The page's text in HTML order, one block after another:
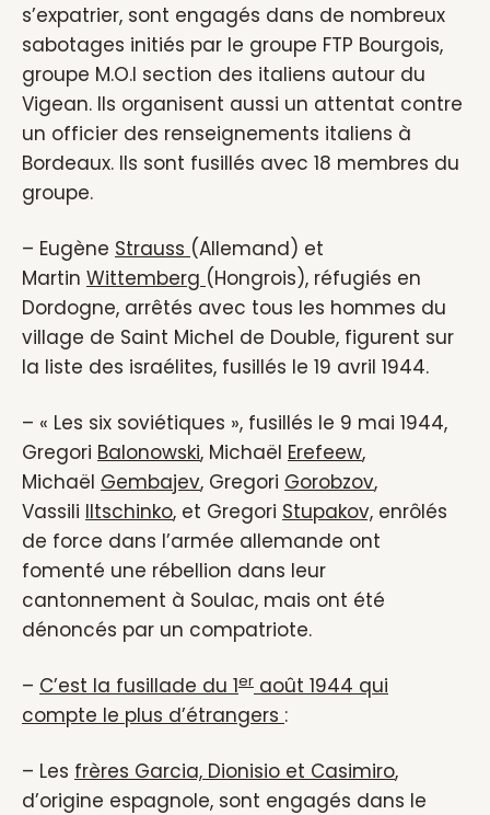
s’expatrier, sont engagés dans de nombreux
sabotages initiés par le groupe FTP Bourgois,
groupe M.O.I section des italiens autour du
Vigean. Ils organisent aussi un attentat contre
un officier des renseignements italiens à
Bordeaux. Ils sont fusillés avec 18 membres du
groupe.
– Eugène Strauss (Allemand) et
Martin Wittemberg (Hongrois), réfugiés en
Dordogne, arrêtés avec tous les hommes du
village de Saint Michel de Double, figurent sur
la liste des israélites, fusillés le 19 avril 1944.
– « Les six soviétiques », fusillés le 9 mai 1944,
Gregori Balonowski, Michaël Erefeew,
Michaël Gembajev, Gregori Gorobzov,
Vassili Iltschinko, et Gregori Stupakov, enrôlés
de force dans l’armée allemande ont
fomenté une rébellion dans leur
cantonnement à Soulac, mais ont été
dénoncés par un compatriote.
– C’est la fusillade du 1er août 1944 qui
compte le plus d’étrangers :
– Les frères Garcia, Dionisio et Casimiro,
d’origine espagnole, sont engagés dans le